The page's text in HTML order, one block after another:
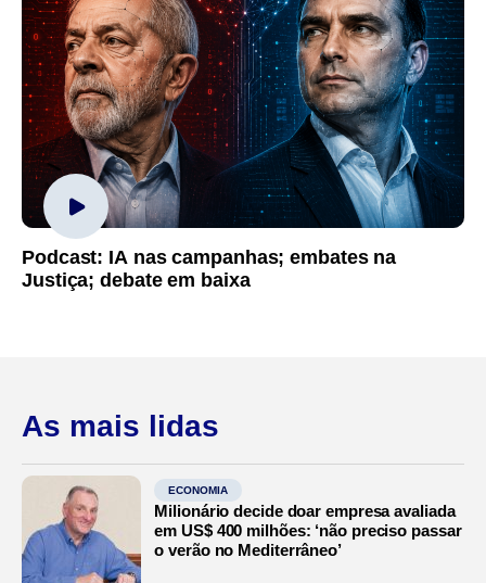
Podcast: IA nas campanhas; embates na
Justiça; debate em baixa
As mais lidas
ECONOMIA
Milionário decide doar empresa avaliada
em US$ 400 milhões: ‘não preciso passar
o verão no Mediterrâneo’